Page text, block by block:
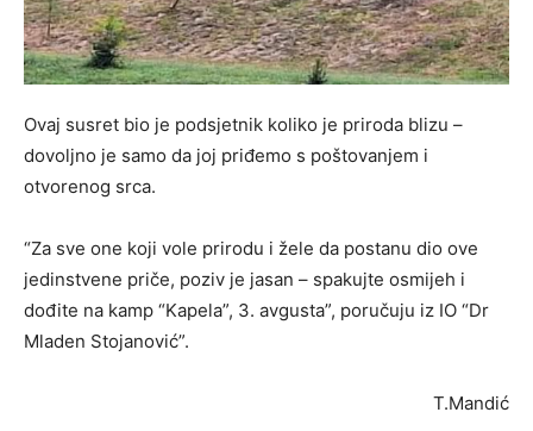
Ovaj susret bio je podsjetnik koliko je priroda blizu –
dovoljno je samo da joj priđemo s poštovanjem i
otvorenog srca.
“Za sve one koji vole prirodu i žele da postanu dio ove
jedinstvene priče, poziv je jasan – spakujte osmijeh i
dođite na kamp “Kapela”, 3. avgusta”, poručuju iz IO “Dr
Mladen Stojanović”.
T.Mandić